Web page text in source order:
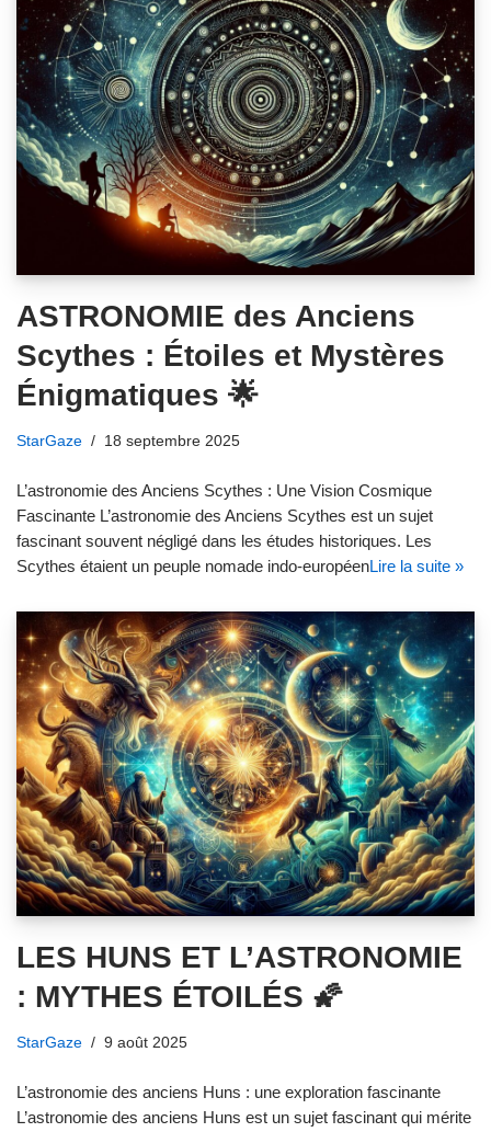
ASTRONOMIE des Anciens
Scythes : Étoiles et Mystères
Énigmatiques 🌟
StarGaze 18 septembre 2025
L’astronomie des Anciens Scythes : Une Vision Cosmique
Fascinante L’astronomie des Anciens Scythes est un sujet
fascinant souvent négligé dans les études historiques. Les
Scythes étaient un peuple nomade indo-européenLire la suite »
LES HUNS ET L’ASTRONOMIE
: MYTHES ÉTOILÉS 🌠
StarGaze 9 août 2025
L’astronomie des anciens Huns : une exploration fascinante
L’astronomie des anciens Huns est un sujet fascinant qui mérite